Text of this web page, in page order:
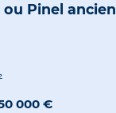
Pinel ancien
000 €